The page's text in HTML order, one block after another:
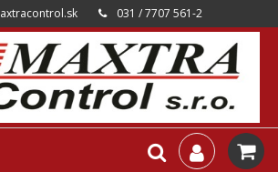
031 / 7707 561-2